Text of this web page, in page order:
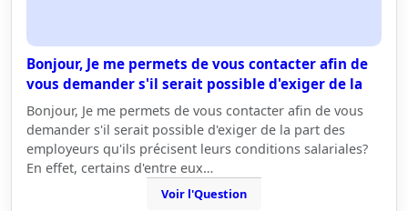
Bonjour, Je me permets de vous contacter afin de
vous demander s'il serait possible d'exiger de la
Bonjour, Je me permets de vous contacter afin de vous
demander s'il serait possible d'exiger de la part des
employeurs qu'ils précisent leurs conditions salariales?
En effet, certains d'entre eux…
Voir l'Question